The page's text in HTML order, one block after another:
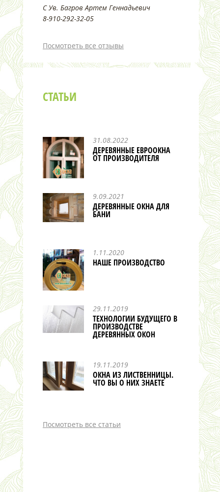
С Ув. Багров Артем Геннадьевич
8-910-292-32-05
Посмотреть все отзывы
СТАТЬИ
31.08.2022
ДЕРЕВЯННЫЕ ЕВРООКНА
ОТ ПРОИЗВОДИТЕЛЯ
9.09.2021
ДЕРЕВЯННЫЕ ОКНА ДЛЯ
БАНИ
1.11.2020
НАШЕ ПРОИЗВОДСТВО
29.11.2019
ТЕХНОЛОГИИ БУДУЩЕГО В
ПРОИЗВОДСТВЕ
ДЕРЕВЯННЫХ ОКОН
19.11.2019
ОКНА ИЗ ЛИСТВЕННИЦЫ.
ЧТО ВЫ О НИХ ЗНАЕТЕ
Посмотреть все статьи